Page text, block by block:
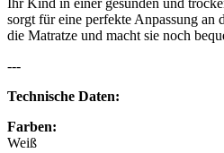
sorgt für eine perfekte Anpassung an
die Matratze und macht sie noch
---
Technische Daten:
Farben:
Weiß